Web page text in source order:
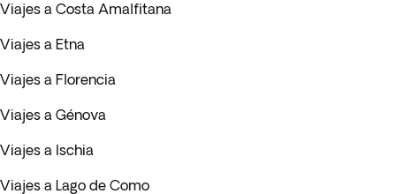
Viajes a Costa Amalfitana
Viajes a Etna
Viajes a Florencia
Viajes a Génova
Viajes a Ischia
Viajes a Lago de Como